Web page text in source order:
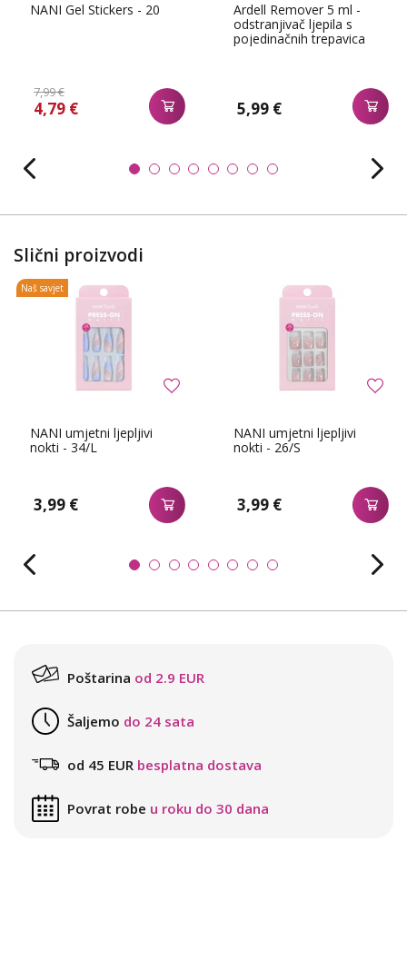
NANI Gel Stickers - 20
7,99 €
4,79 €
Ardell Remover 5 ml -
odstranjivač ljepila s
pojedinačnih trepavica
5,99 €
Slični proizvodi
NANI umjetni ljepljivi
nokti - 34/L
3,99 €
Naš savjet
NANI umjetni ljepljivi
nokti - 26/S
3,99 €
Poštarina od 2.9 EUR
Šaljemo do 24 sata
od 45 EUR besplatna dostava
Povrat robe u roku do 30 dana